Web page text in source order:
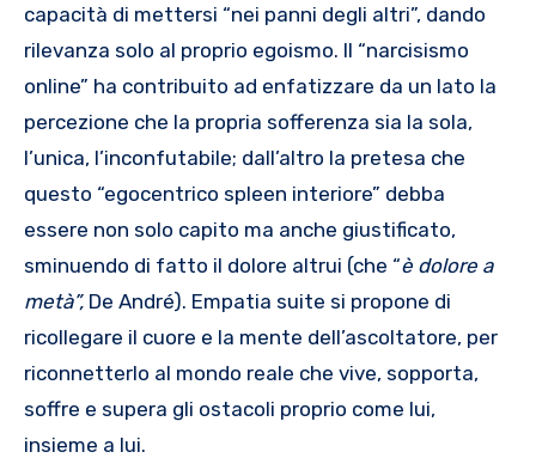
capacità di mettersi “nei panni degli altri”, dando
rilevanza solo al proprio egoismo. Il “narcisismo
online” ha contribuito ad enfatizzare da un lato la
percezione che la propria sofferenza sia la sola,
l’unica, l’inconfutabile; dall’altro la pretesa che
questo “egocentrico spleen interiore” debba
essere non solo capito ma anche giustificato,
sminuendo di fatto il dolore altrui (che “è dolore a
metà”, De André). Empatia suite si propone di
ricollegare il cuore e la mente dell’ascoltatore, per
riconnetterlo al mondo reale che vive, sopporta,
soffre e supera gli ostacoli proprio come lui,
insieme a lui.